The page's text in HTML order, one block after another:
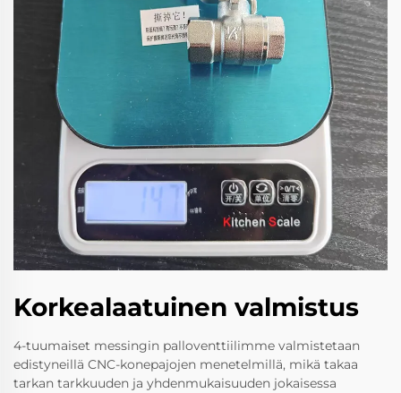
Korkealaatuinen valmistus
4-tuumaiset messingin palloventtiilimme valmistetaan
edistyneillä CNC-konepajojen menetelmillä, mikä takaa
tarkan tarkkuuden ja yhdenmukaisuuden jokaisessa